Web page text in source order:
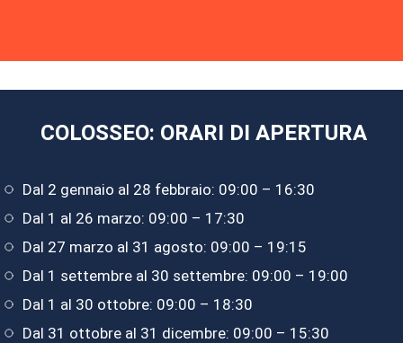
COLOSSEO: ORARI DI APERTURA
Dal 2 gennaio al 28 febbraio: 09:00 – 16:30
Dal 1 al 26 marzo: 09:00 – 17:30
Dal 27 marzo al 31 agosto: 09:00 – 19:15
Dal 1 settembre al 30 settembre: 09:00 – 19:00
Dal 1 al 30 ottobre: 09:00 – 18:30
Dal 31 ottobre al 31 dicembre: 09:00 – 15:30